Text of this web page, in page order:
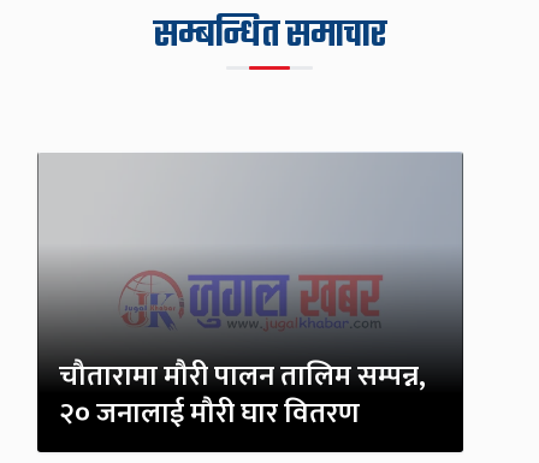
सम्बन्धित समाचार
चौतारामा मौरी पालन तालिम सम्पन्न,
२० जनालाई मौरी घार वितरण